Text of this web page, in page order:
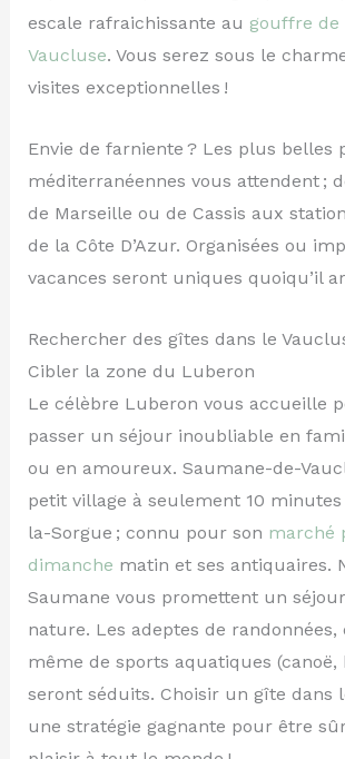
escale rafraichissante au gouffre de
Vaucluse. Vous serez sous le
visites exceptionnelles !
Envie de farniente ? Les plus belles
méditerranéennes vous attendent ;
de Marseille ou de Cassis aux
de la Côte D’Azur. Organisées ou
vacances seront uniques quoiqu’il
Rechercher des gîtes dans le
Cibler la zone du Luberon
Le célèbre Luberon vous accueille
passer un séjour inoubliable en
ou en amoureux. Saumane-de-
petit village à seulement 10 minutes
la-Sorgue ; connu pour son marché
dimanche matin et ses antiquaires.
Saumane vous promettent un
nature. Les adeptes de randonnées,
même de sports aquatiques (canoë,
seront séduits. Choisir un gîte dans
une stratégie gagnante pour être